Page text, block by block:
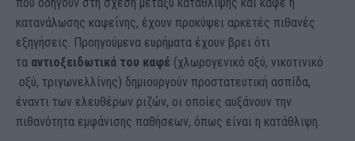
κατανάλωσης καφεΐνης, έχουν προκύψει αρκετές πιθανές
εξηγήσεις. Προηγούμενα ευρήματα έχουν βρει ότι
τα αντιοξειδωτικά του καφέ (χλωρογενικό οξύ, νικοτινικό
οξύ, τριγωνελλίνης) δημιουργούν προστατευτική ασπίδα,
έναντι των ελευθέρων ριζών, οι οποίες αυξάνουν την
πιθανότητα εμφάνισης παθήσεων, όπως είναι η κατάθλιψη.